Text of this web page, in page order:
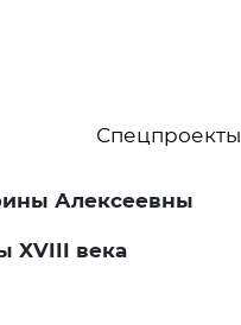
Спецпроекты
Алексеевны
XVIII века